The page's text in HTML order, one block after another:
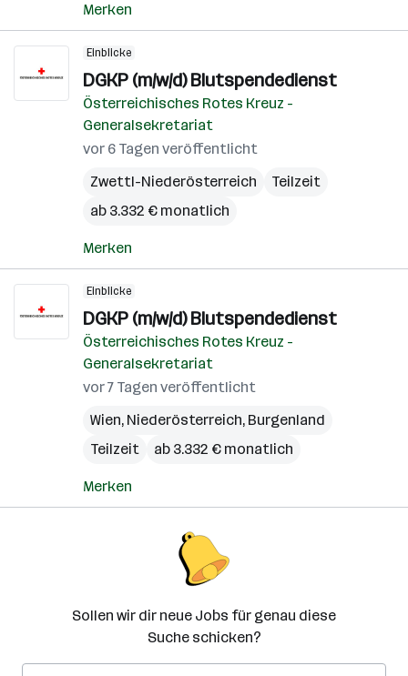
Merken
Einblicke
DGKP (m/w/d) Blutspendedienst
Österreichisches Rotes Kreuz -
Generalsekretariat
vor 6 Tagen veröffentlicht
Zwettl-Niederösterreich
Teilzeit
ab 3.332 € monatlich
Merken
Einblicke
DGKP (m/w/d) Blutspendedienst
Österreichisches Rotes Kreuz -
Generalsekretariat
vor 7 Tagen veröffentlicht
Wien, Niederösterreich, Burgenland
Teilzeit
ab 3.332 € monatlich
Merken
Sollen wir dir neue Jobs für genau diese
Suche schicken?